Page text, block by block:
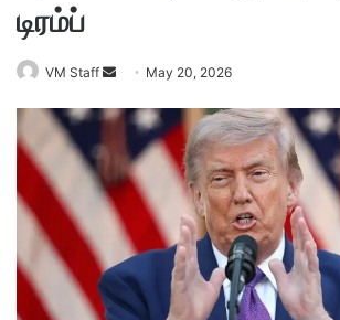
டிரம்ப்
VM Staff
n
a
n
e
m
a
i
May 20, 2026